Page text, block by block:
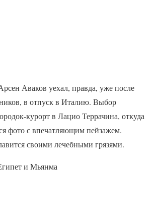
Аваков уехал, правда, уже после
в отпуск в Италию. Выбор
курорт в Лацио Террачина, откуда
фото с впечатляющим пейзажем.
своими лечебными грязями.
и Мьянма